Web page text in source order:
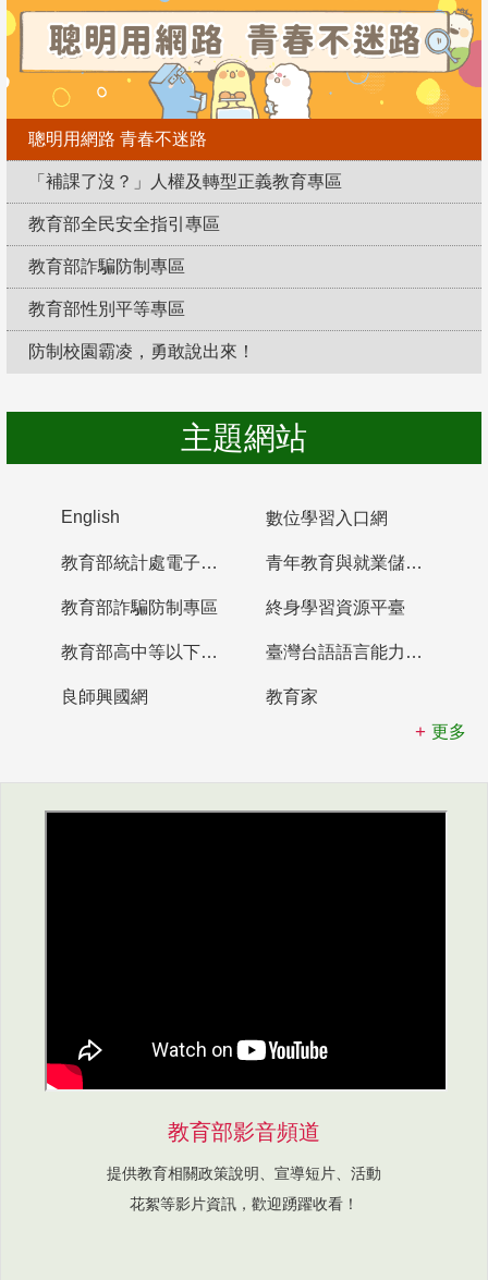
聰明用網路 青春不迷路
「補課了沒？」人權及轉型正義教育專區
教育部全民安全指引專區
教育部詐騙防制專區
教育部性別平等專區
防制校園霸凌，勇敢說出來！
主題網站
English 數位學習入口網
教育部統計處電子書櫃 青年教育與就業儲蓄帳戶
教育部詐騙防制專區 終身學習資源平臺
教育部高中等以下學校及幼兒園教師資格檢定考試 臺灣台語語言能力認證網站
良師興國網
教育家
更多
教育部影音頻道
提供教育相關政策說明、宣導短片、活動
花絮等影片資訊，歡迎踴躍收看！